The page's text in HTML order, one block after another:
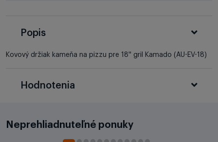
Popis
Kovový držiak kameňa na pizzu pre 18'' gril Kamado (AU-EV-18)
Hodnotenia
Neprehliadnuteľné ponuky